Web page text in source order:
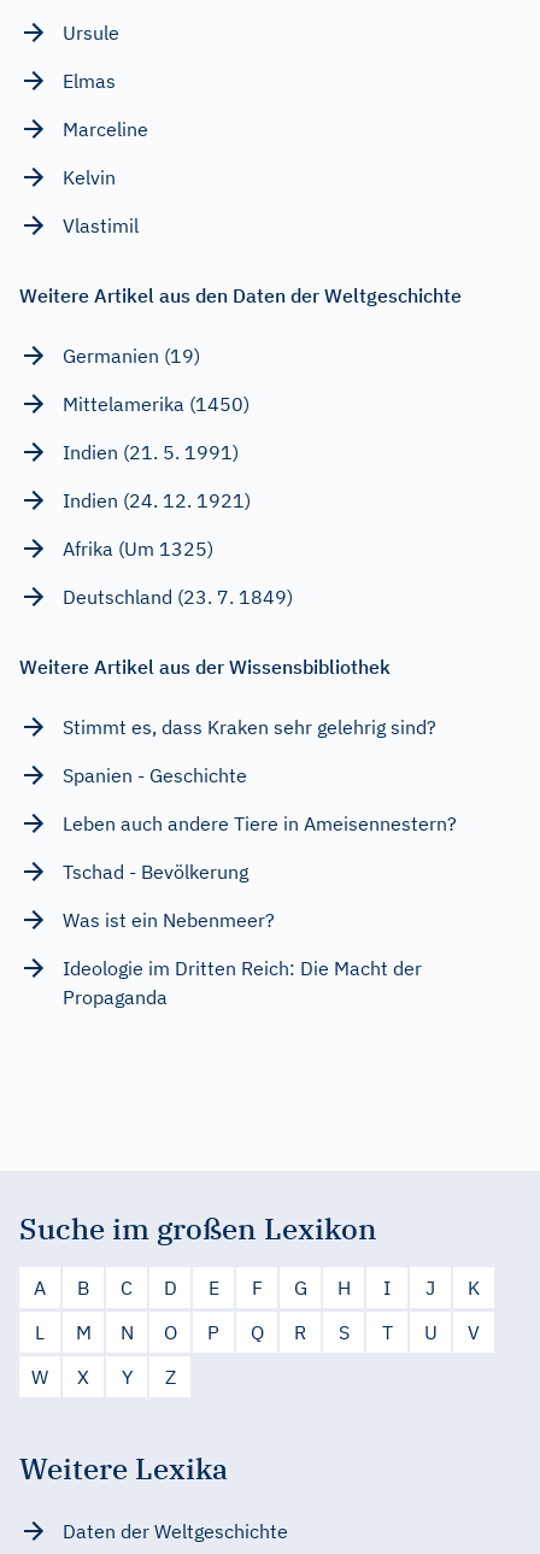
Ursule
Elmas
Marceline
Kelvin
Vlastimil
Weitere Artikel aus den Daten der Weltgeschichte
Germanien (19)
Mittelamerika (1450)
Indien (21. 5. 1991)
Indien (24. 12. 1921)
Afrika (Um 1325)
Deutschland (23. 7. 1849)
Weitere Artikel aus der Wissensbibliothek
Stimmt es, dass Kraken sehr gelehrig sind?
Spanien - Geschichte
Leben auch andere Tiere in Ameisennestern?
Tschad - Bevölkerung
Was ist ein Nebenmeer?
Ideologie im Dritten Reich: Die Macht der
Propaganda
Suche im großen Lexikon
A B C D E F G H I J
K
L
M N O P Q R S T U
V
W
X Y Z
Weitere Lexika
Daten der Weltgeschichte